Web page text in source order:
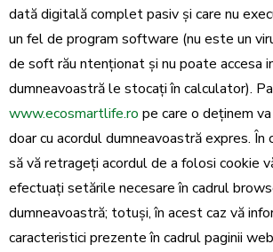
dată digitală complet pasiv și care nu
un fel de program software (nu este un
de soft rău ntenționat și nu poate accesa
dumneavoastră le stocați în calculator).
www.ecosmartlife.ro pe care o deținem
doar cu acordul dumneavoastră expres. În
să vă retrageți acordul de a folosi cookie
efectuați setările necesare în cadrul
dumneavoastră; totuși, în acest caz vă
caracteristici prezente în cadrul paginii